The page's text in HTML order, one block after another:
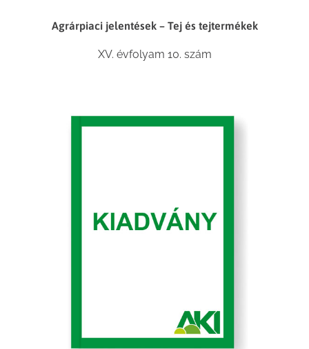
Agrárpiaci jelentések – Tej és tejtermékek
XV. évfolyam 10. szám